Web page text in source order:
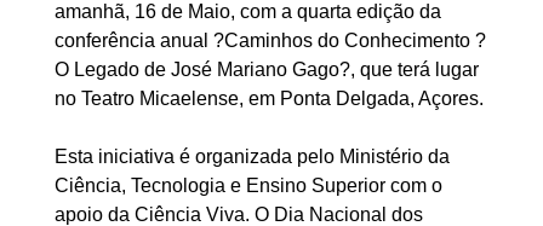
amanhã, 16 de Maio, com a quarta edição da
conferência anual ?Caminhos do Conhecimento ?
O Legado de José Mariano Gago?, que terá lugar
no Teatro Micaelense, em Ponta Delgada, Açores.
Esta iniciativa é organizada pelo Ministério da
Ciência, Tecnologia e Ensino Superior com o
apoio da Ciência Viva. O Dia Nacional dos